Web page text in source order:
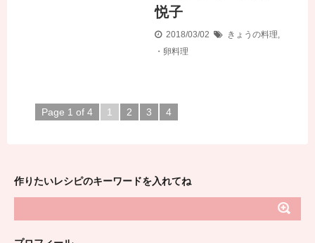
悦子
2018/03/02 きょうの料理
・卵料理
Page 1 of 4 1 2 3 4
作りたいレシピのキーワードを入れてね